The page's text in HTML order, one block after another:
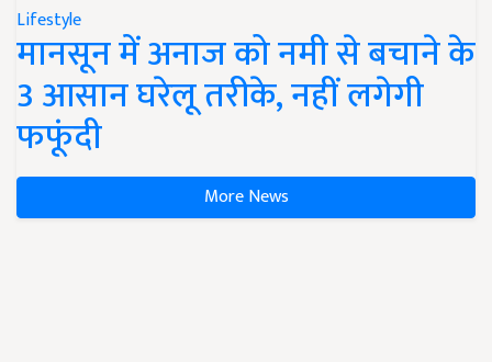
Lifestyle
मानसून में अनाज को नमी से बचाने के
3 आसान घरेलू तरीके, नहीं लगेगी
फफूंदी
More News